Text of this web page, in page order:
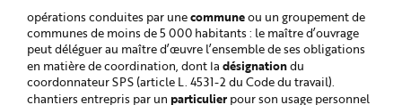
opérations conduites par unecommuneou un groupement de
communes de moins de 5 000 habitants : le maître d’ouvrage
peut déléguer au maître d’œuvre l’ensemble de ses obligations
en matière de coordination, dont la désignationdu
coordonnateur SPS (article L. 4531-2 du Code du travail).
chantiers entrepris par un particulier pour son usage personnel